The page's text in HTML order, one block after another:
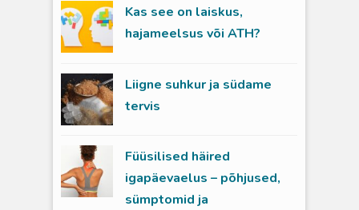
Kas see on laiskus,
hajameelsus või ATH?
Liigne suhkur ja südame
tervis
Füüsilised häired
igapäevaelus – põhjused,
sümptomid ja